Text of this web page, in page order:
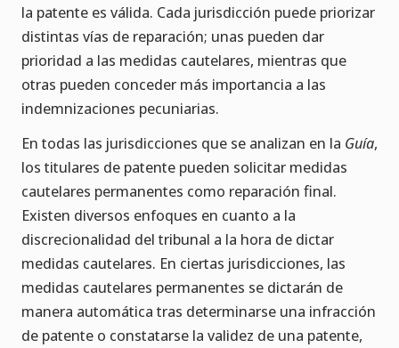
la patente es válida. Cada jurisdicción puede priorizar
distintas vías de reparación; unas pueden dar
prioridad a las medidas cautelares, mientras que
otras pueden conceder más importancia a las
indemnizaciones pecuniarias.
En todas las jurisdicciones que se analizan en la Guía,
los titulares de patente pueden solicitar medidas
cautelares permanentes como reparación final.
Existen diversos enfoques en cuanto a la
discrecionalidad del tribunal a la hora de dictar
medidas cautelares. En ciertas jurisdicciones, las
medidas cautelares permanentes se dictarán de
manera automática tras determinarse una infracción
de patente o constatarse la validez de una patente,